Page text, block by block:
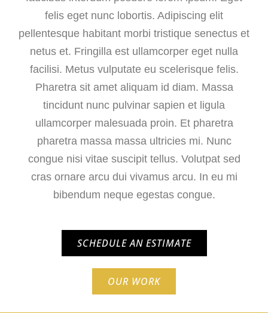
felis eget nunc lobortis. Adipiscing elit
pellentesque habitant morbi tristique senectus et
netus et. Fringilla est ullamcorper eget nulla
facilisi. Metus vulputate eu scelerisque felis.
Pharetra sit amet aliquam id diam. Massa
tincidunt nunc pulvinar sapien et ligula
ullamcorper malesuada proin. Et pharetra
pharetra massa massa ultricies mi. Nunc
congue nisi vitae suscipit tellus. Volutpat sed
cras ornare arcu dui vivamus arcu. In eu mi
bibendum neque egestas congue.
SCHEDULE AN ESTIMATE
OUR WORK